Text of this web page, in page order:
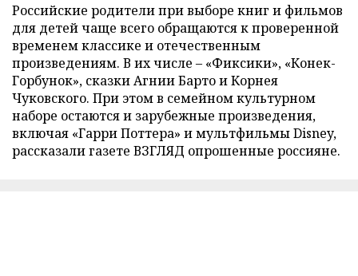
Российские родители при выборе книг и фильмов
для детей чаще всего обращаются к проверенной
временем классике и отечественным
произведениям. В их числе – «Фиксики», «Конек-
Горбунок», сказки Агнии Барто и Корнея
Чуковского. При этом в семейном культурном
наборе остаются и зарубежные произведения,
включая «Гарри Поттера» и мультфильмы Disney,
рассказали газете ВЗГЛЯД опрошенные россияне.